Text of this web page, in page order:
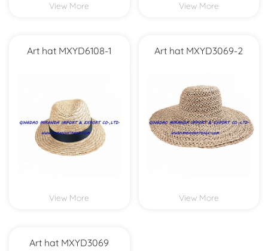
View More View More
Art hat MXYD6108-1
View More
Art hat MXYD3069-2
View More
Art hat MXYD3069